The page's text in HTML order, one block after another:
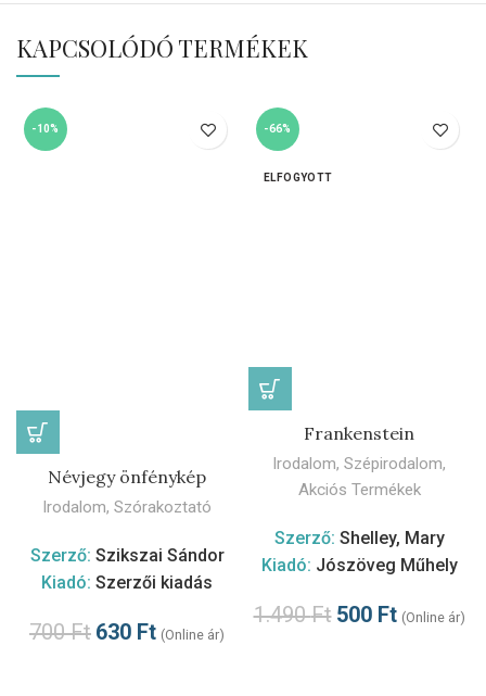
KAPCSOLÓDÓ TERMÉKEK
-10%
Névjegy önfénykép
Irodalom, Szórakoztató
Szerző: Szikszai Sándor
Kiadó: Szerzői kiadás
700Ft 630 Ft (Online ár)
-66%
ELFOGYOTT
Frankenstein
Irodalom, Szépirodalom,
Akciós Termékek
Szerző: Shelley, Mary
Kiadó: Jószöveg Műhely
1.490Ft 500 Ft (Online ár)